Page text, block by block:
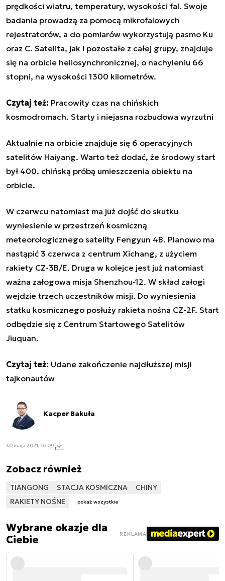
prędkości wiatru, temperatury, wysokości fal. Swoje
badania prowadzą za pomocą mikrofalowych
rejestratorów, a do pomiarów wykorzystują pasmo Ku
oraz C. Satelita, jak i pozostałe z całej grupy, znajduje
się na orbicie heliosynchronicznej, o nachyleniu 66
stopni, na wysokości 1300 kilometrów.
Czytaj też: Pracowity czas na chińskich
kosmodromach. Starty i niejasna rozbudowa wyrzutni
Aktualnie na orbicie znajduje się 6 operacyjnych
satelitów Haiyang. Warto też dodać, że środowy start
był 400. chińską próbą umieszczenia obiektu na
orbicie.
W czerwcu natomiast ma już dojść do skutku
wyniesienie w przestrzeń kosmiczną
meteorologicznego satelity Fengyun 4B. Planowo ma
nastąpić 3 czerwca z centrum Xichang, z użyciem
rakiety CZ-3B/E. Druga w kolejce jest już natomiast
ważna załogowa misja Shenzhou-12. W skład załogi
wejdzie trzech uczestników misji. Do wyniesienia
statku kosmicznego posłuży rakieta nośna CZ-2F. Start
odbędzie się z Centrum Startowego Satelitów
Jiuquan.
Czytaj też: Udane zakończenie najdłuższej misji
tajkonautów
Kacper Bakuła
30 maja 2021, 16:09
Zobacz również
TIANGONG STACJA KOSMICZNA
CHINY
RAKIETY NOŚNE
pokaż wszystkie
Wybrane okazje dla
Ciebie
REKLAMA